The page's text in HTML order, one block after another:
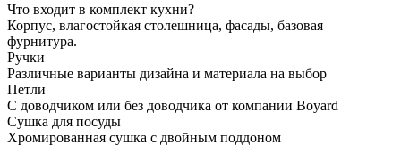
Что входит в комплект кухни?
Корпус, влагостойкая столешница, фасады, базовая
фурнитура.
Ручки
Различные варианты дизайна и материала на выбор
Петли
С доводчиком или без доводчика от компании Boyard
Сушка для посуды
Хромированная сушка с двойным поддоном